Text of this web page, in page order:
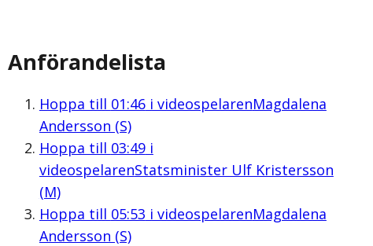
Anförandelista
Hoppa till 01:46i videospelarenMagdalena
Andersson (S)
Hoppa till 03:49i
videospelarenStatsminister Ulf Kristersson
(M)
Hoppa till 05:53 i videospelarenMagdalena
Andersson (S)